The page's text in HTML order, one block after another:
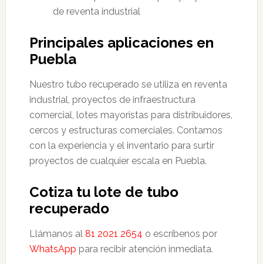
de reventa industrial
Principales aplicaciones en
Puebla
Nuestro tubo recuperado se utiliza en reventa
industrial, proyectos de infraestructura
comercial, lotes mayoristas para distribuidores,
cercos y estructuras comerciales. Contamos
con la experiencia y el inventario para surtir
proyectos de cualquier escala en Puebla.
Cotiza tu lote de tubo
recuperado
Llámanos al 81 2021 2654 o escríbenos por
WhatsApp para recibir atención inmediata.